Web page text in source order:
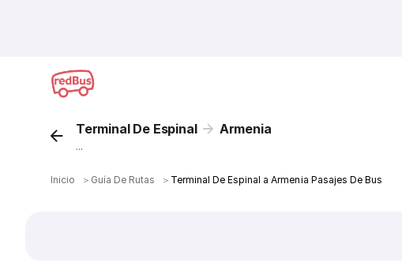
Terminal De Espinal Armenia
...
Inicio ＞ Guía De Rutas ＞ Terminal De Espinal a Armenia Pasajes De Bus